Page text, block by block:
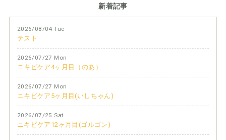
新着記事
2026/08/04 Tue
テスト
2026/07/27 Mon
ニキビケア4ヶ月目（のあ）
2026/07/27 Mon
ニキビケア5ヶ月目(いしちゃん)
2026/07/25 Sat
ニキビケア12ヶ月目(ゴルゴン)